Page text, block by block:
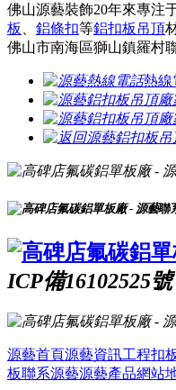
佛山源藝裝飾20年來專注
板
鋁條扣等鋁扣板吊頂
佛山市南海區獅山鎮羅村
熱線
聯
ICP備16102525號
源藝首頁源藝資訊工程扣
板聯系源藝源藝產品網站